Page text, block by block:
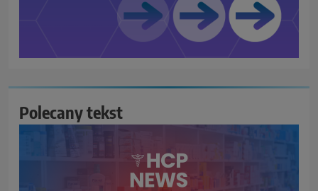
Polecany tekst